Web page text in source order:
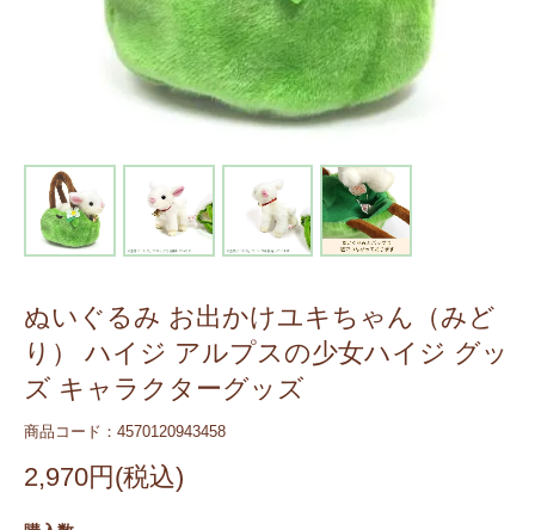
ぬいぐるみ お出かけユキちゃん（みど
り） ハイジ アルプスの少女ハイジ グッ
ズ キャラクターグッズ
商品コード：4570120943458
2,970円(税込)